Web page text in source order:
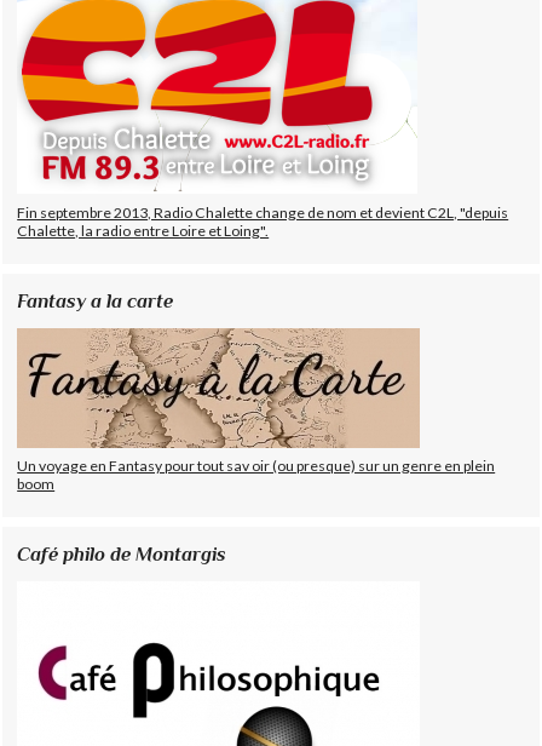
Fin septembre 2013, Radio Chalette change de nom et devient C2L, "depuis
Chalette, la radio entre Loire et Loing".
Fantasy a la carte
Un voyage en Fantasy pour tout sav oir (ou presque) sur un genre en plein
boom
Café philo de Montargis